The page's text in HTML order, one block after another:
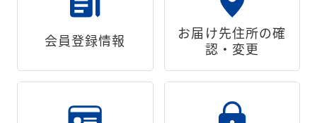
会員登録情報
お届け先住所の確
認・変更